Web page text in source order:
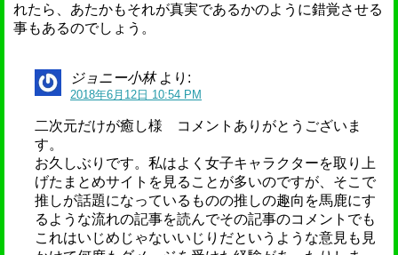
れたら、あたかもそれが真実であるかのように錯覚させる
事もあるのでしょう。
ジョニー小林 より:
2018年6月12日 10:54 PM
二次元だけが癒し様 コメントありがとうございま
す。
お久しぶりです。私はよく女子キャラクターを取り上
げたまとめサイトを見ることが多いのですが、そこで
推しが話題になっているものの推しの趣向を馬鹿にす
るような流れの記事を読んでその記事のコメントでも
これはいじめじゃないいじりだというような意見も見